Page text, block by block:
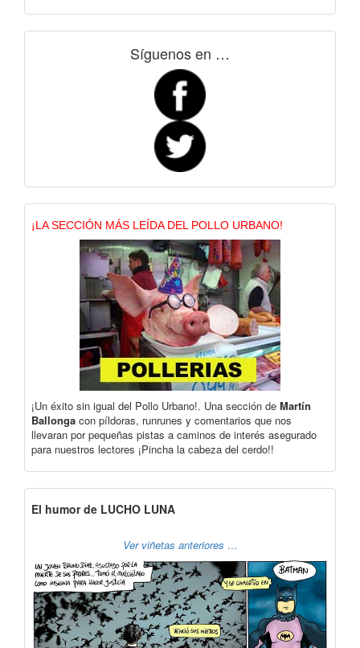
Síguenos en …
¡LA SECCIÓN MÁS LEÍDA DEL POLLO URBANO!
¡Un éxito sin igual del Pollo Urbano!. Una sección de Martín
Ballonga con píldoras, runrunes y comentarios que nos
llevaran por pequeñas pistas a caminos de interés asegurado
para nuestros lectores ¡Pincha la cabeza del cerdo!!
El humor de LUCHO LUNA
Ver viñetas anteriores …